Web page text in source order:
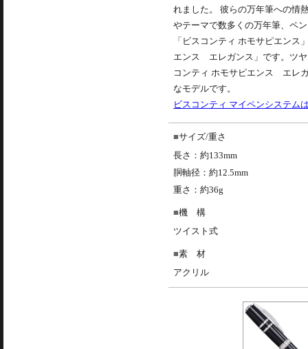
れました。 彼らの万年筆への情
やテーマで数多くの万年筆、ペ
「 ビスコンティ ホモサピエンス
エンス エレガンス」です。ツヤ
コンティ ホモサピエンス エレ
なモデルです。
ビスコンティ マイペンシステム
サイズ/重さ
長さ：約133mm
胴軸径：約12.5mm
重さ：約36g
機 構
ツイスト式
素 材
アクリル